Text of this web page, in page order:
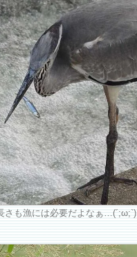
さも漁には必要だよなぁ…(´;ω;`)